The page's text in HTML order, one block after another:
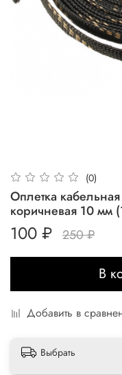
(0)
Оплетка
коричневая 10 мм
100 ₽ 250 ₽
В
Добавить в
Выбрать